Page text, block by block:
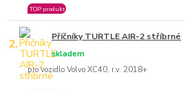
TOP produkt
2. Příčníky TURTLE AIR-2 stříbrné
pro vozidlo Volvo XC40, r.v. 2018+
skladem